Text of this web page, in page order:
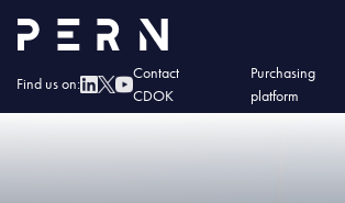
Find us on:
Contact
CDOK
Purchasing
platform
Home »IMG – Fotowoltaika w kolejnych 9 bazach PERN